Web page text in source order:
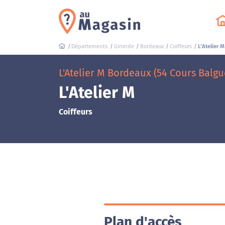
Départements Gironde Bordeaux Coiffeurs L'Atelier M
L'Atelier M Bordeaux (54 Cours
L'Atelier M
Coiffeurs